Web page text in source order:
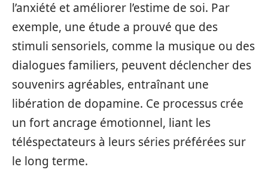
l’anxiété et améliorer l’estime de soi. Par
exemple, une étude a prouvé que des
stimuli sensoriels, comme la musique ou des
dialogues familiers, peuvent déclencher des
souvenirs agréables, entraînant une
libération de dopamine. Ce processus crée
un fort ancrage émotionnel, liant les
téléspectateurs à leurs séries préférées sur
le long terme.